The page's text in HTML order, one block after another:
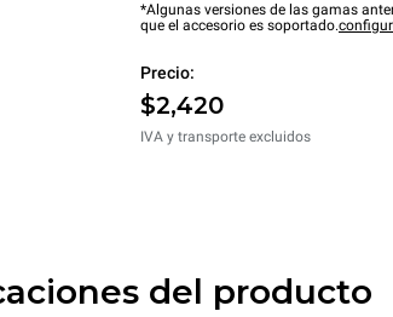
*Algunas versiones de las gamas
que el accesorio es soportado.
Precio:
$2,420
IVA y transporte excluidos
del producto